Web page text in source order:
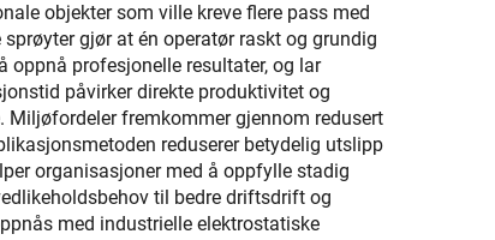
objekter som ville kreve flere pass med
gjør at én operatør raskt og grundig
oppnå profesjonelle resultater, og lar
påvirker direkte produktivitet og
Miljøfordeler fremkommer gjennom redusert
reduserer betydelig utslipp
organisasjoner med å oppfylle stadig
til bedre driftsdrift og
med industrielle elektrostatiske